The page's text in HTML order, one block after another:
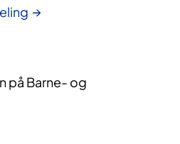
på Barne- og